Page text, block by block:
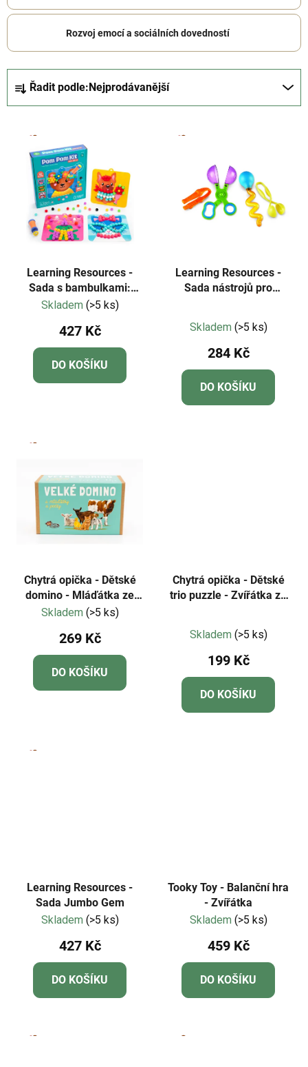
Rozvoj emocí a sociálních dovedností
Řadit podle: Nejprodávanější
Learning Resources -
Sada s bambulkami:
Oblékání zvířat
Skladem (>5 ks)
427 Kč
DO KOŠÍKU
Learning Resources -
Sada nástrojů pro
Helping Hands - 4 ks
hodnocení
produktu
je
5,0
z
Skladem (>5 ks)
284 Kč
DO KOŠÍKU
Chytrá opička - Dětské
domino - Mláďátka ze
statku a počty NOVÁ
Skladem (>5 ks)
269 Kč
DO KOŠÍKU
Chytrá opička - Dětské
trio puzzle - Zvířátka ze
hodnocení
produktu
je
4,8
z
Skladem (>5 ks)
199 Kč
DO KOŠÍKU
Learning Resources -
Sada Jumbo Gem
Skladem (>5 ks)
427 Kč
DO KOŠÍKU
Tooky Toy - Balanční hra
- Zvířátka
Skladem (>5 ks)
459 Kč
DO KOŠÍKU